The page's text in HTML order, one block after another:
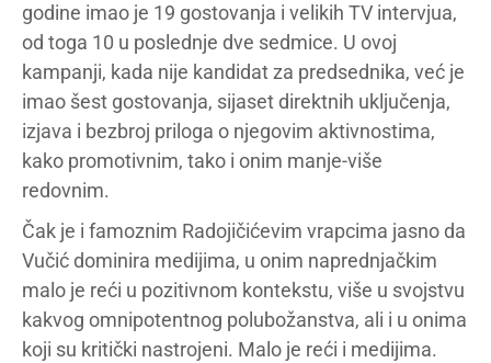
godine imao je 19 gostovanja i velikih TV intervjua,
od toga 10 u poslednje dve sedmice. U ovoj
kampanji, kada nije kandidat za predsednika, već je
imao šest gostovanja, sijaset direktnih uključenja,
izjava i bezbroj priloga o njegovim aktivnostima,
kako promotivnim, tako i onim manje-više
redovnim.
Čak je i famoznim Radojičićevim vrapcima jasno da
Vučić dominira medijima, u onim naprednjačkim
malo je reći u pozitivnom kontekstu, više u svojstvu
kakvog omnipotentnog polubožanstva, ali i u onima
koji su kritički nastrojeni. Malo je reći i medijima.